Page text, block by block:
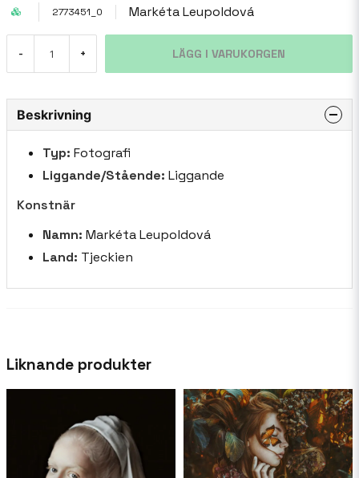
2773451_0 Markéta Leupoldová
- + LÄGG I VARUKORGEN
Beskrivning
Typ: Fotografi
Liggande/Stående: Liggande
Konstnär
Namn: Markéta Leupoldová
Land: Tjeckien
Liknande produkter